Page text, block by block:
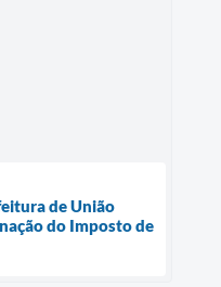
de União
do Imposto de